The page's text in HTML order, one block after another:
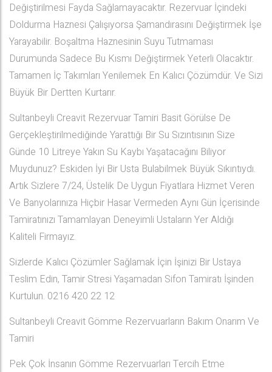
Değiştirilmesi Fayda Sağlamayacaktır. Rezervuar İçindeki
Doldurma Haznesi Çalışıyorsa Şamandırasını Değiştirmek İşe
Yarayabilir. Boşaltma Haznesinin Suyu Tutmaması
Durumunda Sadece Bu Kısmı Değiştirmek Yeterli Olacaktır.
Tamamen İç Takımları Yenilemek En Kalıcı Çözümdür. Ve Sizi
Büyük Bir Dertten Kurtarır.
Sultanbeyli Creavit Rezervuar Tamiri Basit Görülse De
Gerçekleştirilmediğinde Yarattığı Bir Su Sızıntısının Size
Günde 10 Litreye Yakın Su Kaybı Yaşatacağını Biliyor
Muydunuz? Eskiden İyi Bir Usta Bulabilmek Büyük Sıkıntıydı.
Artık Sizlere 7/24, Üstelik De Uygun Fiyatlara Hizmet Veren
Ve Banyolarınıza Hiçbir Hasar Vermeden Aynı Gün İçerisinde
Tamiratınızı Tamamlayan Deneyimli Ustaların Yer Aldığı
Kaliteli Firmayız.
Sizlerde Kalıcı Çözümler Sağlamak İçin İşinizi Bir Ustaya
Teslim Edin, Tamir Stresi Yaşamadan Sifon Tamiratı İşinden
Kurtulun. 0216 420 22 12
Sultanbeyli Creavit Gömme Rezervuarların Bakım Onarım Ve
Tamiri
Pek Çok İnsanın Gömme Rezervuarları Tercih Etme